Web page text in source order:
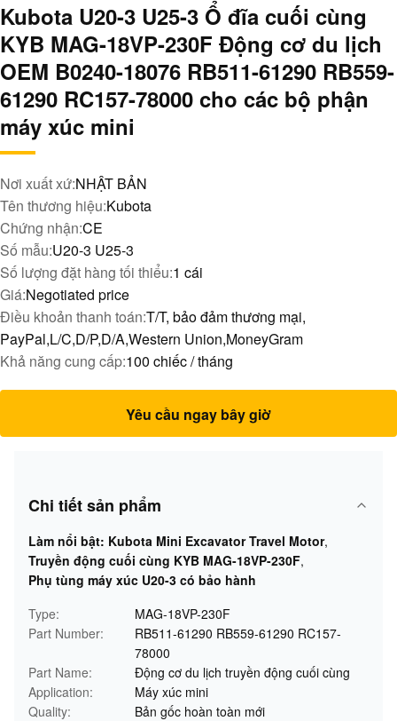
Kubota U20-3 U25-3 Ổ đĩa cuối cùng
KYB MAG-18VP-230F Động cơ du lịch
OEM B0240-18076 RB511-61290 RB559-
61290 RC157-78000 cho các bộ phận
máy xúc mini
Nơi xuất xứ:NHẬT BẢN
Tên thương hiệu:Kubota
Chứng nhận:CE
Số mẫu:U20-3 U25-3
Số lượng đặt hàng tối thiểu:1 cái
Giá:Negotiated price
Điều khoản thanh toán:T/T, bảo đảm thương mại,
PayPal,L/C,D/P,D/A,Western Union,MoneyGram
Khả năng cung cấp:100 chiếc / tháng
Yêu cầu ngay bây giờ
Chi tiết sản phẩm
Làm nổi bật: Kubota Mini Excavator Travel Motor,
Truyền động cuối cùng KYB MAG-18VP-230F,
Phụ tùng máy xúc U20-3 có bảo hành
Type:
MAG-18VP-230F
Part Number:
RB511-61290 RB559-61290 RC157-
78000
Part Name:
Động cơ du lịch truyền động cuối cùng
Application:
Máy xúc mini
Quality:
Bản gốc hoàn toàn mới